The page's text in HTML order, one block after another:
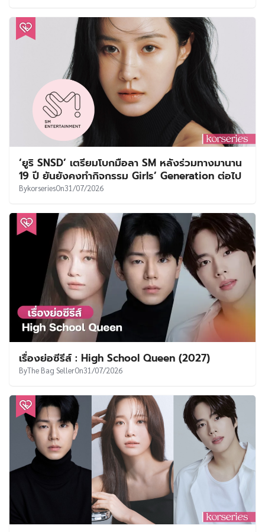
‘ยูริ SNSD’ เตรียมโบกมือลา SM หลังร่วมทางมานาน
19 ปี ยันยังคงทำกิจกรรม Girls’ Generation ต่อไป
BykorseriesOn31/07/2026
เรื่องย่อซีรีส์ : High School Queen (2027)
ByThe Bag SellerOn31/07/2026